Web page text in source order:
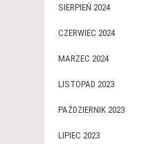
SIERPIEŃ 2024
CZERWIEC 2024
MARZEC 2024
LISTOPAD 2023
PAŹDZIERNIK 2023
LIPIEC 2023